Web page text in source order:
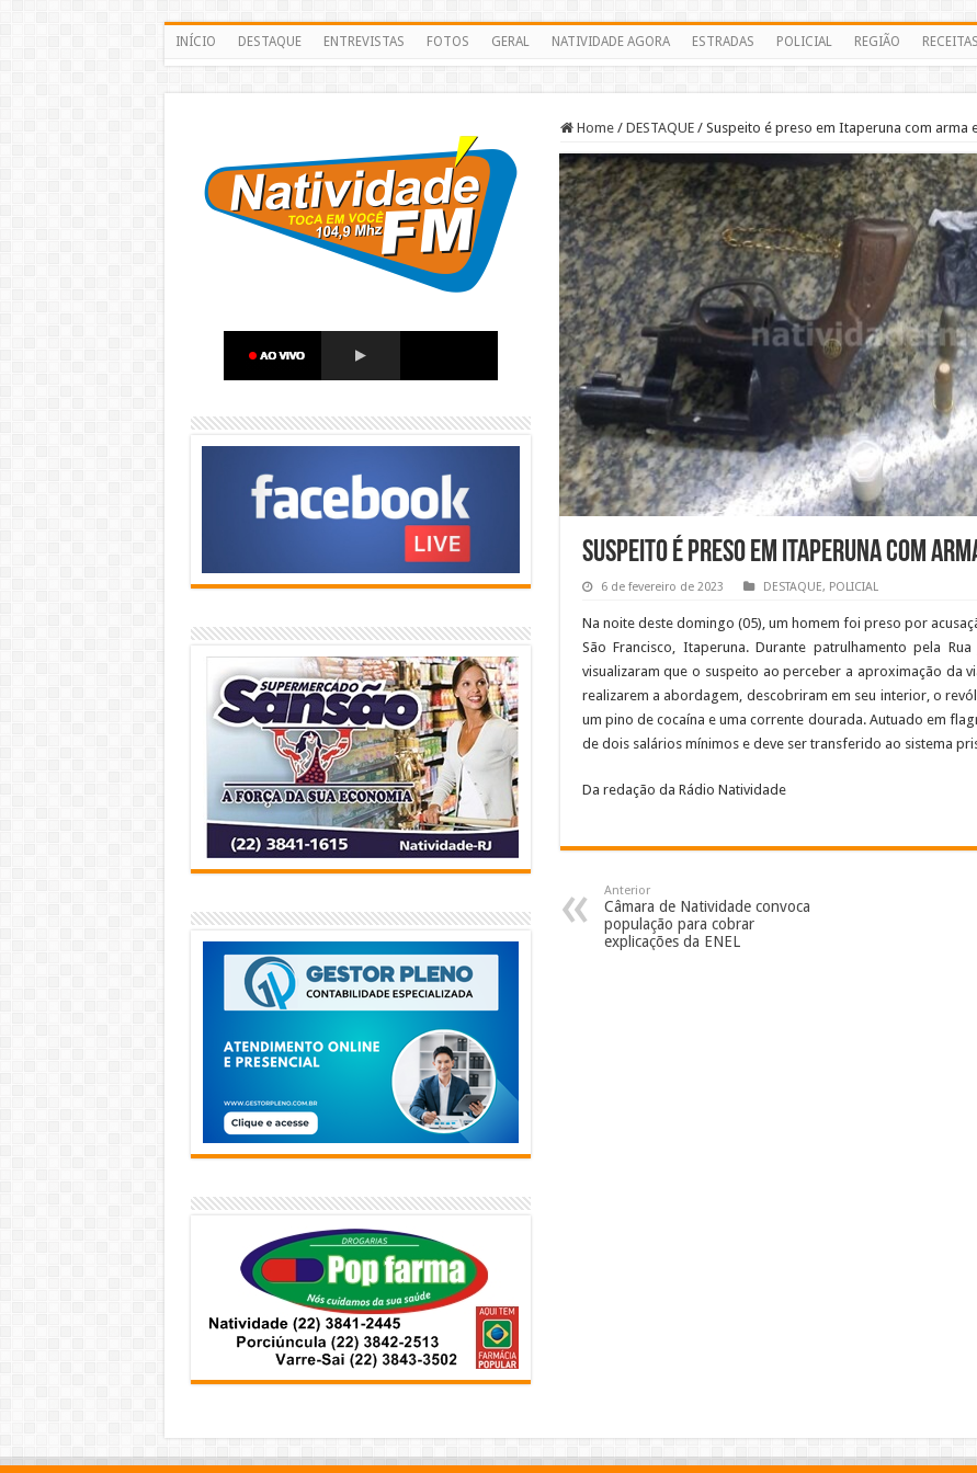
INÍCIO DESTAQUE ENTREVISTAS FOTOS GERAL NATIVIDADE AGORA ESTRADAS POLICIAL REGIÃO RECEITAS
Home / DESTAQUE / Suspeito é preso em Itaperuna com arma
Suspeito é preso em Itaperuna com
6 de fevereiro de 2023 DESTAQUE, POLICIAL
Na noite deste domingo (05), um homem foi preso por
São Francisco, Itaperuna. Durante patrulhamento pela
visualizaram que o suspeito ao perceber a aproximação da
realizarem a abordagem, descobriram em seu interior, o
um pino de cocaína e uma corrente dourada. Autuado em
de dois salários mínimos e deve ser transferido ao sistema
Da redação da Rádio Natividade
Anterior
Câmara de Natividade convoca
população para cobrar
explicações da ENEL